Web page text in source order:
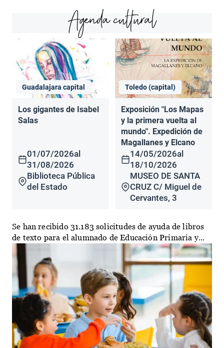
Agenda cultural
Guadalajara capital
Los gigantes de Isabel
Salas
01/07/2026al
31/08/2026
Biblioteca Pública
del Estado
Toledo (capital)
Exposición "Los Mapas
y la primera vuelta al
mundo". Expedición de
Magallanes y Elcano
14/05/2026al
18/10/2026
MUSEO DE SANTA
CRUZ C/ Miguel de
Cervantes, 3
Se han recibido 31.183 solicitudes de ayuda de libros
de texto para el alumnado de Educación Primaria y...